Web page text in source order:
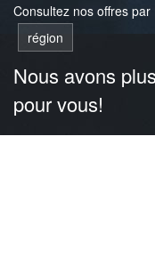
Consultez nos offres par
région
Nous avons
pour vous!